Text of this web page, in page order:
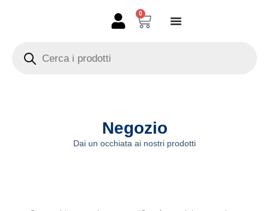
0
Carrello
search
Negozio
Dai un occhiata ai nostri prodotti